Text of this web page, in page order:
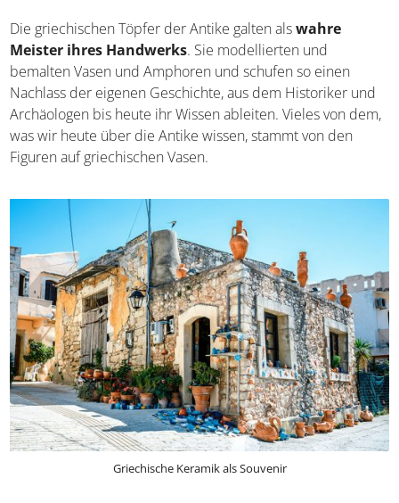
Die griechischen Töpfer der Antike galten alswahre
Meister ihres Handwerks. Sie modellierten und
bemalten Vasen und Amphoren und schufen so einen
Nachlass der eigenen Geschichte, aus dem Historiker
und Archäologen bis heute ihr Wissen ableiten. Vieles von
dem, was wir heute über die Antike wissen, stammt von